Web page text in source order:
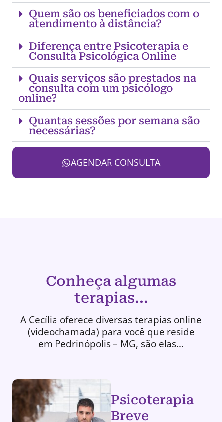
Quem são os beneficiados com o
atendimento à distância?
Diferença entre Psicoterapia e
Consulta Psicológica Online
Quais serviços são prestados na
consulta com um psicólogo
online?
Quantas sessões por semana são
necessárias?
AGENDAR CONSULTA
Conheça algumas
terapias...
A Cecília oferece diversas terapias online
(videochamada) para você que reside
em Pedrinópolis – MG, são elas...
Psicoterapia
Breve